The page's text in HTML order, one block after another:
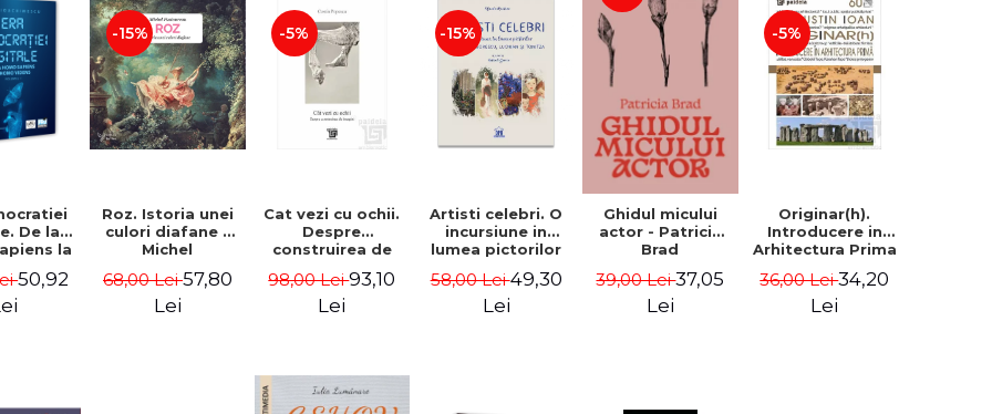
De la
la
I - Vlad
50,92
-15%
Roz. Istoria unei
culori diafane -
Michel
68,00 Lei57,80
Lei
-5%
Cat vezi cu ochii.
Despre
construirea de
Popescu
98,00 Lei93,10
Lei
-15%
Artisti celebri. O
incursiune in
lumea pictorilor
Grigorescu,
Luchian si
58,00 Lei49,30
Lei
Ghidul micului
actor - Patricia
Brad
39,00 Lei37,05
Lei
-5%
Originar(h).
Introducere in
Arhitectura Prima
36,00 Lei34,20
Lei